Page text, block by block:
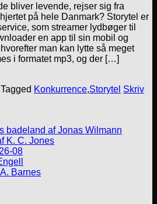
bliver levende, rejser sig fra
på hele Danmark? Storytel er
som streamer lydbøger til
en app til sin mobil og
man kan lytte så meget
i formatet mp3, og der […]
Tagged Konkurrence,Storytel Skriv
badeland af Jonas Wilmann
K. C. Jones
08
Barnes